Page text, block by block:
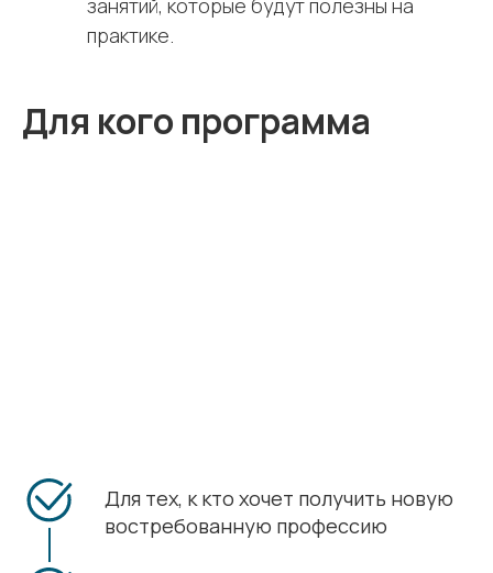
занятий, которые будут полезны на
практике.
Для кого программа
Для тех, к кто хочет получить новую
востребованную профессию